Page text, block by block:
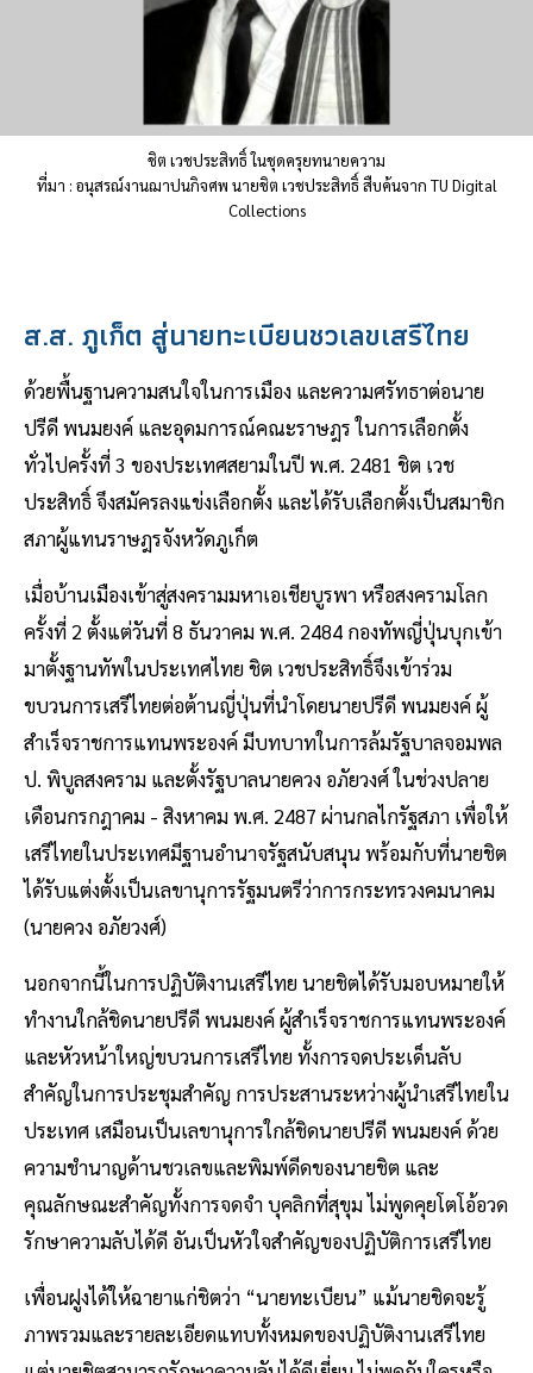
ชิต เวชประสิทธิ์ ในชุดครุยทนายความ
ที่มา : อนุสรณ์งานฌาปนกิจศพ นายชิต เวชประสิทธิ์ สืบค้นจาก TU Digital
Collections
ส.ส. ภูเก็ต สู่นายทะเบียนชวเลขเสรีไทย
ด้วยพื้นฐานความสนใจในการเมือง และความศรัทธาต่อนาย
ปรีดี พนมยงค์ และอุดมการณ์คณะราษฎร ในการเลือกตั้ง
ทั่วไปครั้งที่ 3 ของประเทศสยามในปี พ.ศ. 2481 ชิต เวช
ประสิทธิ์ จึงสมัครลงแข่งเลือกตั้ง และได้รับเลือกตั้งเป็นสมาชิก
สภาผู้แทนราษฎรจังหวัดภูเก็ต
เมื่อบ้านเมืองเข้าสู่สงครามมหาเอเชียบูรพา หรือสงครามโลก
ครั้งที่ 2 ตั้งแต่วันที่ 8 ธันวาคม พ.ศ. 2484 กองทัพญี่ปุ่นบุกเข้า
มาตั้งฐานทัพในประเทศไทย ชิต เวชประสิทธิ์จึงเข้าร่วม
ขบวนการเสรีไทยต่อต้านญี่ปุ่นที่นำโดยนายปรีดี พนมยงค์ ผู้
สำเร็จราชการแทนพระองค์ มีบทบาทในการล้มรัฐบาลจอมพล
ป. พิบูลสงคราม และตั้งรัฐบาลนายควง อภัยวงศ์ ในช่วงปลาย
เดือนกรกฎาคม - สิงหาคม พ.ศ. 2487 ผ่านกลไกรัฐสภา เพื่อให้
เสรีไทยในประเทศมีฐานอำนาจรัฐสนับสนุน พร้อมกับที่นายชิต
ได้รับแต่งตั้งเป็นเลขานุการรัฐมนตรีว่าการกระทรวงคมนาคม
(นายควง อภัยวงศ์)
นอกจากนี้ในการปฏิบัติงานเสรีไทย นายชิตได้รับมอบหมายให้
ทำงานใกล้ชิดนายปรีดี พนมยงค์ ผู้สำเร็จราชการแทนพระองค์
และหัวหน้าใหญ่ขบวนการเสรีไทย ทั้งการจดประเด็นลับ
สำคัญในการประชุมสำคัญ การประสานระหว่างผู้นำเสรีไทยใน
ประเทศ เสมือนเป็นเลขานุการใกล้ชิดนายปรีดี พนมยงค์ ด้วย
ความชำนาญด้านชวเลขและพิมพ์ดีดของนายชิต และ
คุณลักษณะสำคัญทั้งการจดจำ บุคลิกที่สุขุม ไม่พูดคุยโตโอ้อวด
รักษาความลับได้ดี อันเป็นหัวใจสำคัญของปฏิบัติการเสรีไทย
เพื่อนฝูงได้ให้ฉายาแก่ชิตว่า “นายทะเบียน” แม้นายชิดจะรู้
ภาพรวมและรายละเอียดแทบทั้งหมดของปฏิบัติงานเสรีไทย